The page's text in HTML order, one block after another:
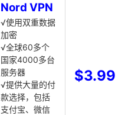
Nord VPN
√使用双重数据
加密
√全球60多个
国家4000多台
服务器
√提供大量的付
款选择，包括
支付宝、微信
$3.99